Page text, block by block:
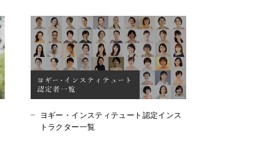
ヨギー・インスティテュート認定インス
トラクター一覧